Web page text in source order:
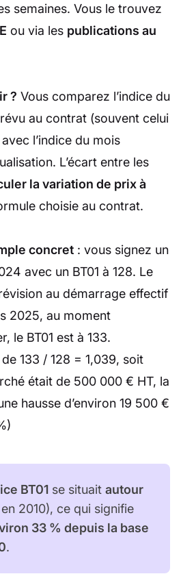
semaines. Vous le trouvez
ou via les publications au
? Vous comparez l’indice du
au contrat (souvent celui
l’indice du mois
L’écart entre les
la variation de prix à
choisie au contrat.
concret : vous signez un
avec un BT01 à 128. Le
au démarrage effectif
2025, au moment
le BT01 est à 133.
133 / 128 = 1,039, soit
était de 500 000 € HT, la
hausse d’environ 19 500 €
BT01 se situait autour
2010), ce qui signifie
33 % depuis la base
.